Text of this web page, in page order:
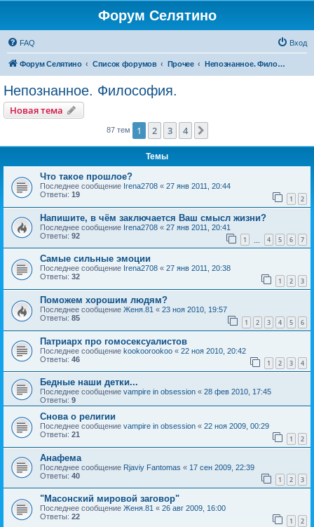
Форум Селятино
FAQ Вход
Форум Селятино Список форумов Прочее Непознанное. Философия.
Непознанное. Философия.
Новая тема
87 тем 1 2 3 4
Темы
Что такое прошлое?
Последнее сообщение Irena2708 « 27 янв 2011, 20:44
Ответы: 19 1 2
Напишите, в чём заключается Ваш смысл жизни?
Последнее сообщение Irena2708 « 27 янв 2011, 20:41
Ответы: 92 1 4 5 6 7
Самые сильные эмоции
Последнее сообщение Irena2708 « 27 янв 2011, 20:38
Ответы: 32 1 2 3
Поможем хорошим людям?
Последнее сообщение Женя.81 « 23 ноя 2010, 19:57
Ответы: 85 1 2 3 4 5 6
Патриарх про гомосексуалистов
Последнее сообщение kookoorookoo « 22 ноя 2010, 20:42
Ответы: 46 1 2 3 4
Бедные наши детки...
Последнее сообщение vampire in obsession « 28 фев 2010, 17:45
Ответы: 9
Снова о религии
Последнее сообщение vampire in obsession « 22 ноя 2009, 00:29
Ответы: 21 1 2
Анафема
Последнее сообщение Rjaviy Fantomas « 17 сен 2009, 22:39
Ответы: 40 1 2 3
"Масонский мировой заговор"
Последнее сообщение Женя.81 « 26 авг 2009, 16:00
Ответы: 22 1 2